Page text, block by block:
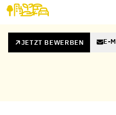
JETZT BEWERBEN E-